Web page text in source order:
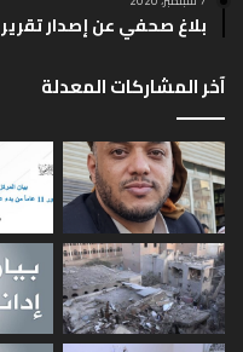
بلاغ صحفي عن إصدار
آخر المشاركات المعدلة